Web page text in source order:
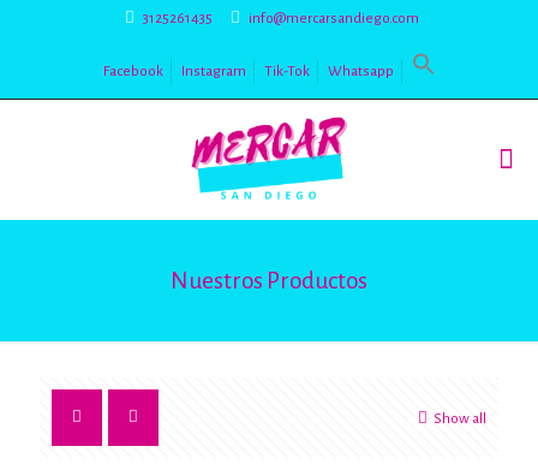
3125261435 info@mercarsandiego.com
Facebook Instagram Tik-Tok Whatsapp
Nuestros Productos
Show all